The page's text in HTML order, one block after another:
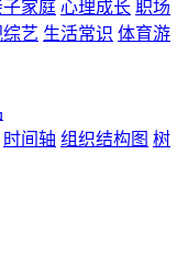
子家庭 心理成长 职场
艺 生活常识 体育游
时间轴 组织结构图 树